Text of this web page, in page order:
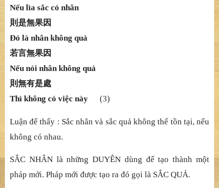
Nếu lìa sắc có nhân
則是無果因
Đó là nhân không quả
若言無果因
Nếu nói nhân không quả
則無有是處
Thì không có việc này (3)
Luậnđể thấy : Sắc nhân và sắc quảkhông thể tồn tại, nếu
không có nhau.
SẮC NHÂN là những DUYÊN dùng đểtạo thành một
pháp mới. Pháp mới được tạo ra đó gọi là SẮC QUẢ.